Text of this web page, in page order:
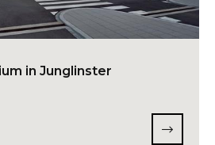
in Junglinster